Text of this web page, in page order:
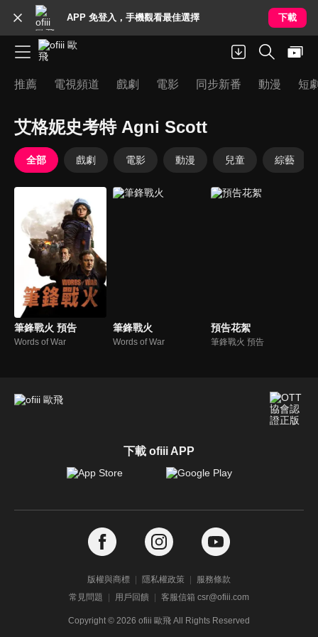
APP 免登入，手機觀看最佳選擇 下載
推薦 電視頻道 戲劇 電影 同步新番 動漫 短
艾格妮史考特 Agni Scott
全部 戲劇 電影 動漫 兒童 綜藝
筆鋒戰火 預告
Words of War
筆鋒戰火
Words of War
預告花絮
筆鋒戰火 預告
下載 ofiii APP
版權與商標 隱私權政策
服務條款
常見問題
用戶回饋 客服信箱 csr@ofiii.com
Copyright © 2026 ofiii 歐飛 All Rights Reserved